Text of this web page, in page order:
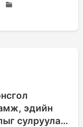
эдийн
сулруулах